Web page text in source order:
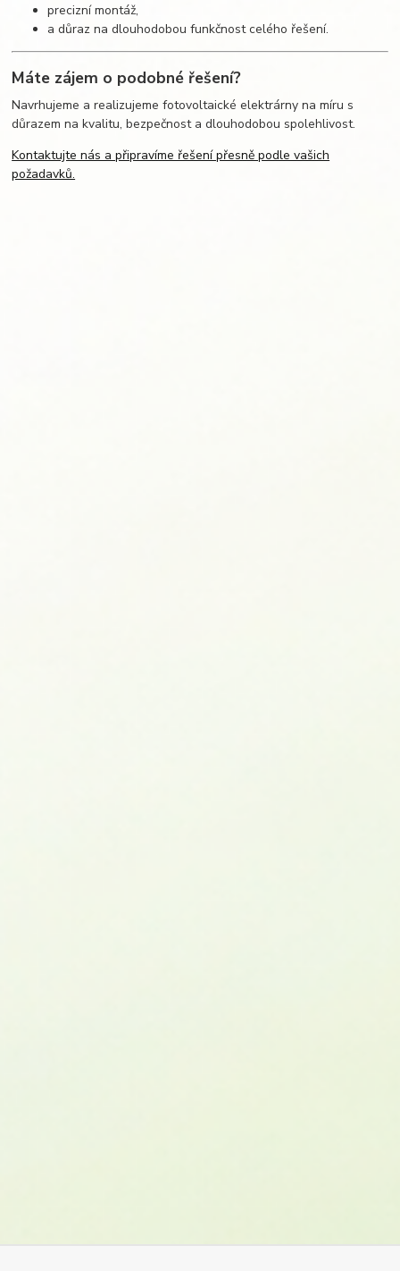
precizní montáž,
a důraz na dlouhodobou funkčnost celého řešení.
Máte zájem o podobné řešení?
Navrhujeme a realizujeme fotovoltaické elektrárny na míru s
důrazem na kvalitu, bezpečnost a dlouhodobou spolehlivost.
Kontaktujte nás a připravíme řešení přesně podle vašich
požadavků.